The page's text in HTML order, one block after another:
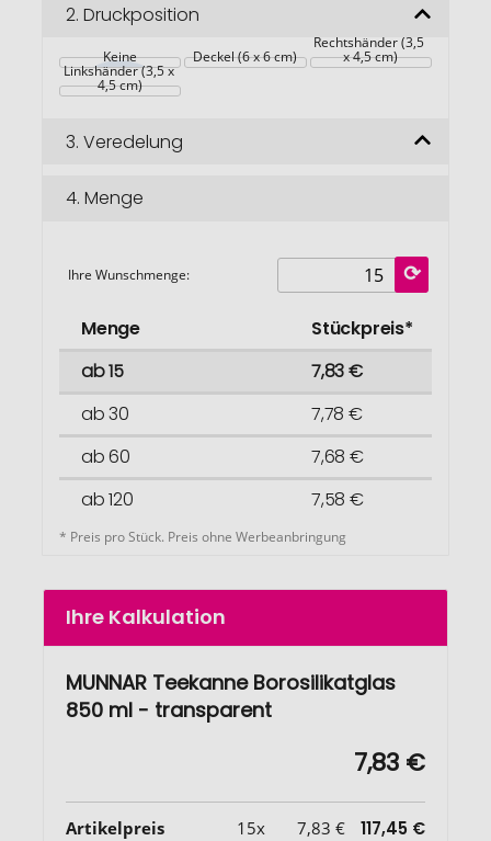
2. Druckposition
Keine Deckel (6 x 6 cm)
Rechtshänder (3,5
x 4,5 cm)
Linkshänder (3,5 x
4,5 cm)
3. Veredelung
4. Menge
Ihre Wunschmenge:
Menge
Stückpreis*
ab 15
7,83 €
ab 30
7,78 €
ab 60
7,68 €
ab 120
7,58 €
* Preis pro Stück. Preis ohne Werbeanbringung
Ihre Kalkulation
MUNNAR Teekanne Borosilikatglas
850 ml - transparent
7,83 €
Artikelpreis 15x 7,83 € 117,45 €